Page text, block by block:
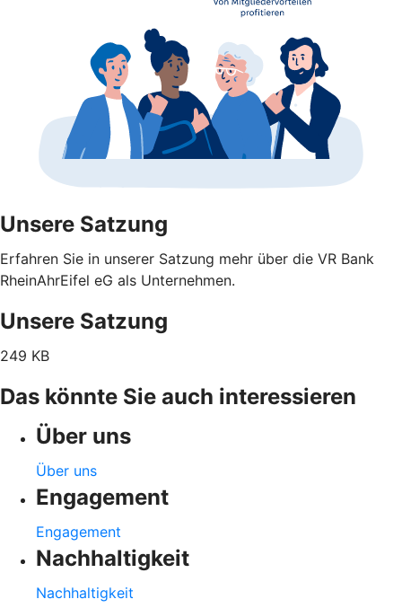
Unsere Satzung
Erfahren Sie in unserer Satzung mehr über die VR Bank
RheinAhrEifel eG als Unternehmen.
Unsere Satzung
249 KB
Das könnte Sie auch interessieren
Über uns
Über uns
Engagement
Engagement
Nachhaltigkeit
Nachhaltigkeit